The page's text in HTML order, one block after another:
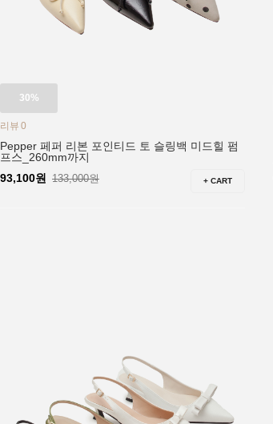
30%
리뷰 0
Pepper 페퍼 리본 포인티드 토 슬링백 미드힐 펌
프스_260mm까지
93,100원
133,000원 + CART